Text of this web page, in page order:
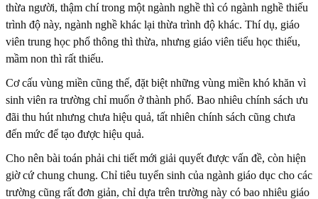
thừa người, thậm chí trong một ngành nghề thì có ngành nghề thiếu
trình độ này, ngành nghề khác lại thừa trình độ khác. Thí dụ, giáo
viên trung học phổ thông thì thừa, nhưng giáo viên tiểu học thiếu,
mầm non thì rất thiếu.
Cơ cấu vùng miền cũng thế, đặt biệt những vùng miền khó khăn vì
sinh viên ra trường chỉ muốn ở thành phố. Bao nhiêu chính sách ưu
đãi thu hút nhưng chưa hiệu quả, tất nhiên chính sách cũng chưa
đến mức để tạo được hiệu quả.
Cho nên bài toán phải chi tiết mới giải quyết được vấn đề, còn hiện
giờ cứ chung chung. Chỉ tiêu tuyển sinh của ngành giáo dục cho các
trường cũng rất đơn giản, chỉ dựa trên trường này có bao nhiêu giáo